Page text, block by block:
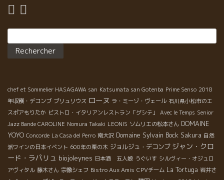
chef et Sommelier HASAGAWA san Katsumata san Gotenba Prime Senso 2018
年収穫・デコンブ ブリュリウス ローヌ ラ・ミーゾ・ヴェール 石川県小松市のエ
スポアもりたか ビストロ・イタリアンレストラン「グシテ」 Avec le Temps Senior
Jazz Bande CAROLINE Nomura Takaki LEONIS ソムリエの松本さん DOMAINE
YOYO Concorde La Casa del Perro 南大沢 Domaine Sylvain Bock Sakura 自然
派ワインの日本イベント 600年の栗の木 ジョルジュ・デコンブ ジャン・クロ
ード・ラパリュ biojoleynes 日本酒 五人娘 うぐいす シルヴィー・オジュロ
アヴィタル 藤木さん 宗像シェフ Bistro Aux Amis CPVチーム La Tortuga 岩井さ